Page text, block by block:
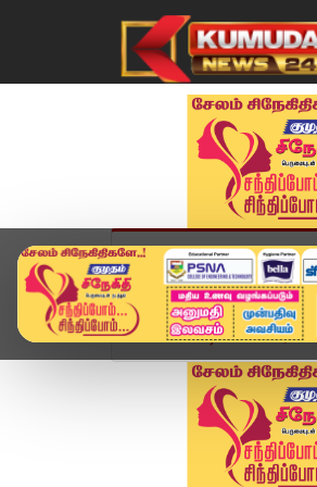
முகப்பு விளையாட்டு
Home வீடியோ ஸ்டோரி